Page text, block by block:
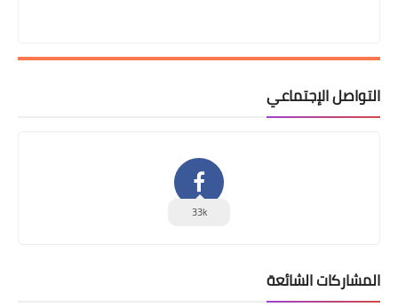
التواصل الإجتماعي
33k
المشاركات الشائعة